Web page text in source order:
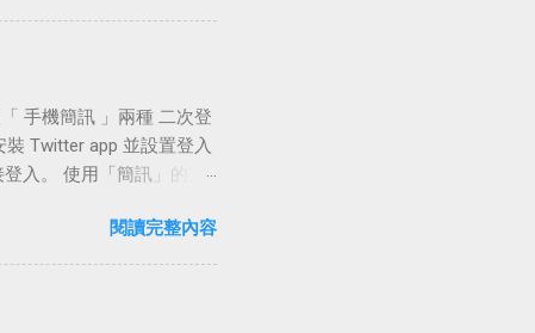
Eyedropper 軟體
官方網站：
網鏈結 附註：這個
站上的所有資料 操作介紹
設顏色取樣有十六進位值
HSL 選項，另外曾經擷取
手機簡訊 」兩種 二次登
Twitter app 並設置登入
入。 使用「簡訊」的方
設置時較為繁複，若你
！ 相關連結 Twitter 官方
」 設置流程 手機簡
試 app 中是否出現登入
閱讀完整內容